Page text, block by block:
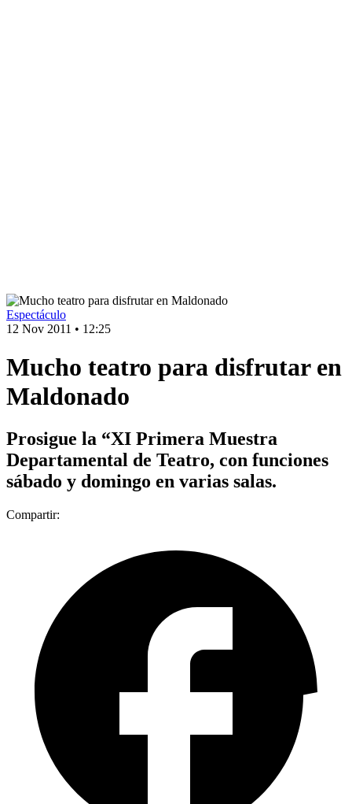
Espectáculo
12 Nov 2011 • 12:25
Mucho teatro para disfrutar en
Maldonado
Prosigue la “XI Primera Muestra
Departamental de Teatro, con funciones
sábado y domingo en varias salas.
Compartir: